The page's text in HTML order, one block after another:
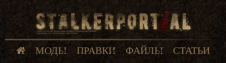
МОДЫ ПРАВКИ ФАЙЛЫ
СТАТЬИ